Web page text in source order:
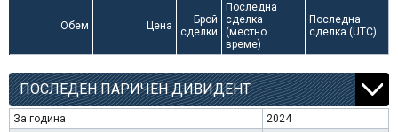
Обем Цена
Брой
сделки
Последна
сделка
(местно
време)
Последна
сделка (UTC)
ПОСЛЕДЕН ПАРИЧЕН ДИВИДЕНТ
За година
2024